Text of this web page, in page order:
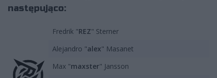
następująco:
Fredrik "REZ" Sterner
Alejandro "⁠alex⁠" Masanet
Max "maxster" Jansson